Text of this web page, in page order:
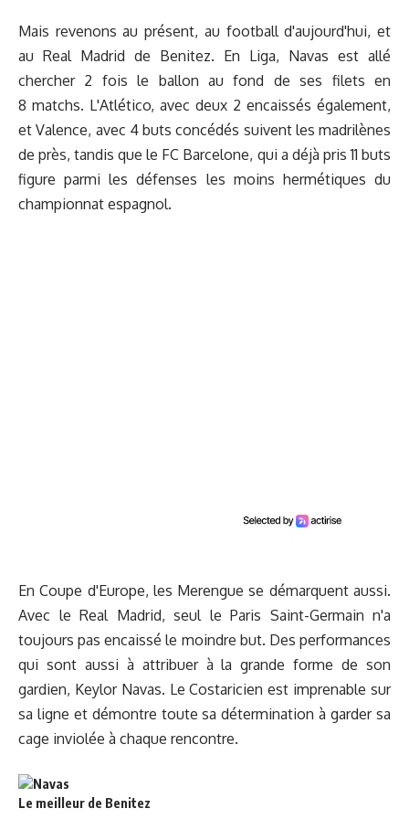
Mais revenons au présent, au football d'aujourd'hui, et
au Real Madrid de Benitez. En Liga, Navas est allé
chercher 2 fois le ballon au fond de ses filets en
8 matchs. L'Atlético, avec deux 2 encaissés également,
et Valence, avec 4 buts concédés suivent les madrilènes
de près, tandis que le FC Barcelone, qui a déjà pris 11 buts
figure parmi les défenses les moins hermétiques du
championnat espagnol.
En Coupe d'Europe, les Merengue se démarquent aussi.
Avec le Real Madrid, seul le Paris Saint-Germain n'a
toujours pas encaissé le moindre but. Des performances
qui sont aussi à attribuer à la grande forme de son
gardien, Keylor Navas. Le Costaricien est imprenable sur
sa ligne et démontre toute sa détermination à garder sa
cage inviolée à chaque rencontre.
Le meilleur de Benitez